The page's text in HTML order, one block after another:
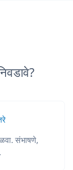
संभाषणे,